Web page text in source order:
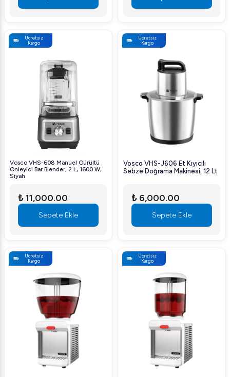
Ücretsiz
Kargo
Vosco VHS-608 Manuel Gürültü
Önleyici Bar Blender, 2 L, 1600 W,
Siyah
₺ 11,000.00
Sepete Ekle
Ücretsiz
Kargo
Vosco VHS-J606 Et Kıyıcılı
Sebze Doğrama Makinesi, 12 Lt
₺ 6,000.00
Sepete Ekle
Ücretsiz
Kargo
Ücretsiz
Kargo